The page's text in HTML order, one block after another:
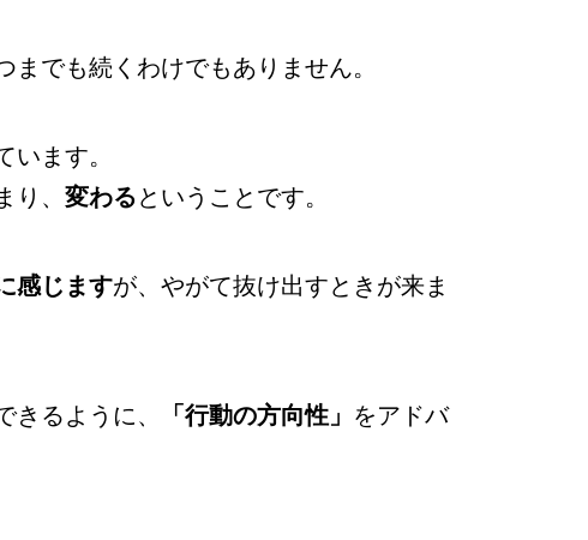
でも続くわけでもありません。
います。
、 変わるということです。
感じますが、やがて抜け出すときが来ま
るように、 「行動の方向性」 をアドバ